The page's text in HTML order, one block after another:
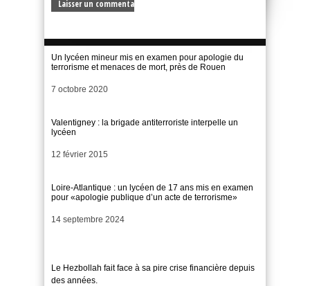
Un lycéen mineur mis en examen pour apologie du
terrorisme et menaces de mort, près de Rouen
Date
7 octobre 2020
Valentigney : la brigade antiterroriste interpelle un
lycéen
Date
12 février 2015
Loire-Atlantique : un lycéen de 17 ans mis en examen
pour «apologie publique d’un acte de terrorisme»
Date
14 septembre 2024
Le Hezbollah fait face à sa pire crise financière depuis
des années.